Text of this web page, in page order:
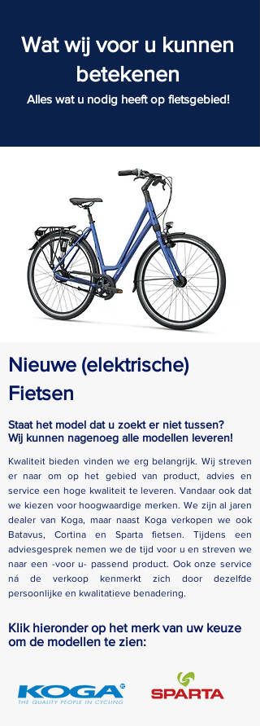
Wat wij voor u kunnen
betekenen
Alles wat u nodig heeft op fietsgebied!
Nieuwe (elektrische)
Fietsen
Staat het model dat u zoekt er niet tussen?
Wij kunnen nagenoeg alle modellen leveren!
Kwaliteit bieden vinden we erg belangrijk. Wij streven
er naar om op het gebied van product, advies en
service een hoge kwaliteit te leveren. Vandaar ook dat
we kiezen voor hoogwaardige merken. We zijn al jaren
dealer van Koga, maar naast Koga verkopen we ook
Batavus, Cortina en Sparta fietsen. Tijdens een
adviesgesprek nemen we de tijd voor u en streven we
naar een -voor u- passend product. Ook onze service
ná de verkoop kenmerkt zich door dezelfde
persoonlijke en kwalitatieve benadering.
Klik hieronder op het merk van uw keuze
om de modellen te zien: